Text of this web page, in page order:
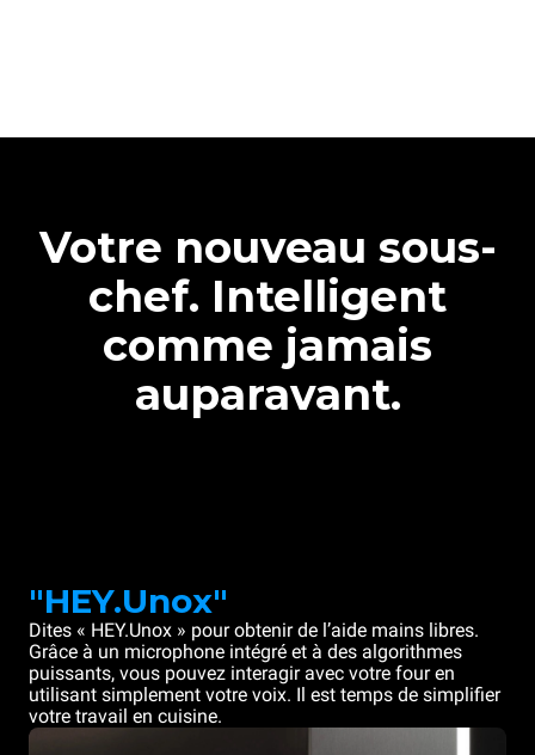
Votre nouveau sous-
chef. Intelligent
comme jamais
auparavant.
"HEY.Unox"
Dites « HEY.Unox » pour obtenir de l’aide mains libres.
Grâce à un microphone intégré et à des algorithmes
puissants, vous pouvez interagir avec votre four en
utilisant simplement votre voix. Il est temps de simplifier
votre travail en cuisine.